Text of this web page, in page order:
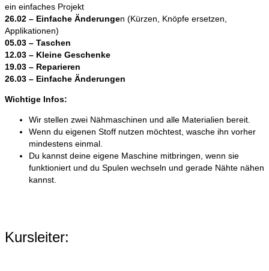
ein einfaches Projekt
26.02 – Einfache Änderungen (Kürzen, Knöpfe ersetzen,
Applikationen)
05.03 – Taschen
12.03 – Kleine Geschenke
19.03 – Reparieren
26.03 – Einfache Änderungen
Wichtige Infos:
Wir stellen zwei Nähmaschinen und alle Materialien bereit.
Wenn du eigenen Stoff nutzen möchtest, wasche ihn vorher
mindestens einmal.
Du kannst deine eigene Maschine mitbringen, wenn sie
funktioniert und du Spulen wechseln und gerade Nähte nähen
kannst.
Kursleiter: